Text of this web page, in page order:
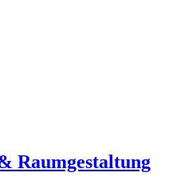
Raumgestaltung